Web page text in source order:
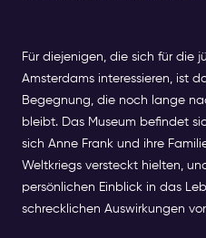
Für diejenigen, die sich für die
Amsterdams interessieren, ist
Begegnung, die noch lange
bleibt. Das Museum befindet
sich Anne Frank und ihre
Weltkriegs versteckt hielten,
persönlichen Einblick in das
schrecklichen Auswirkungen